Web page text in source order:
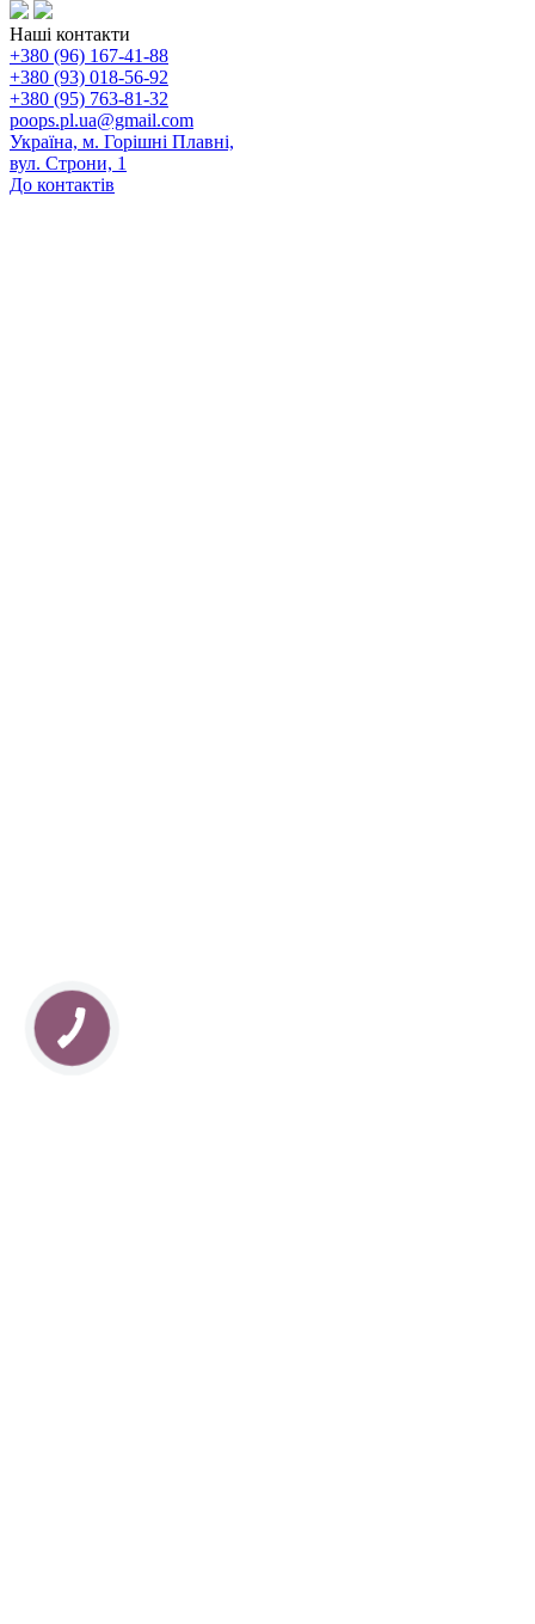
Наші контакти
+380 (96) 167-41-88
+380 (93) 018-56-92
+380 (95) 763-81-32
poops.pl.ua@gmail.com
Україна, м. Горішні Плавні,
вул. Строни, 1
До контактів